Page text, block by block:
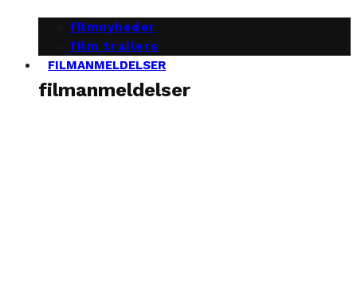
filmnyheder
film trailers
FILMANMELDELSER
filmanmeldelser